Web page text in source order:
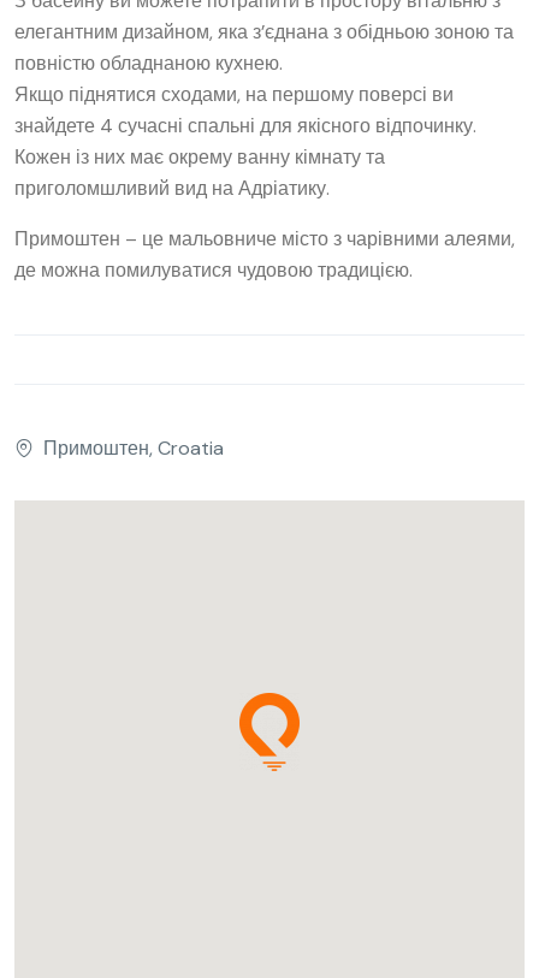
елегантним дизайном, яка з’єднана з обідньою зоною та
повністю обладнаною кухнею.
Якщо піднятися сходами, на першому поверсі ви
знайдете 4 сучасні спальні для якісного відпочинку.
Кожен із них має окрему ванну кімнату та
приголомшливий вид на Адріатику.
Примоштен – це мальовниче місто з чарівними алеями,
де можна помилуватися чудовою традицією.
Примоштен, Croatia